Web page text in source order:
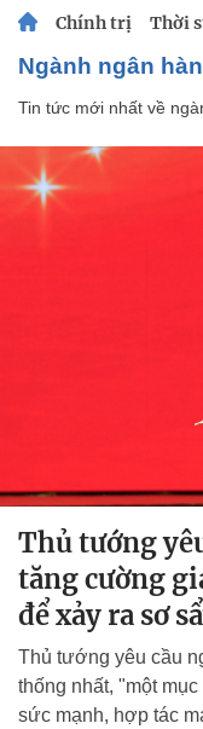
Chính trị Thời
ngành ngân
Tin tức mới nhất về
Thủ tướng
tăng cường
để xảy ra sơ
Thủ tướng yêu cầu
thống nhất, "một
sức mạnh, hợp tác